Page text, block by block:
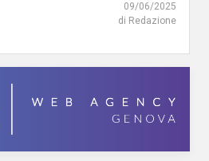
09/06/2025
di Redazione